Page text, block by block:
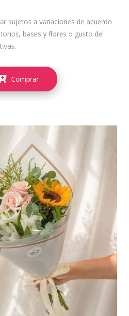
sujetos a variaciones de acuerdo
bases y flores o gusto del
Comprar